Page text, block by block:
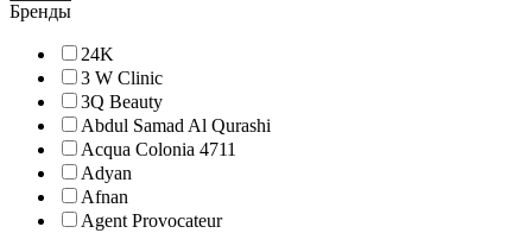
Бренды
24K
3 W Clinic
3Q Beauty
Abdul Samad Al Qurashi
Acqua Colonia 4711
Adyan
Afnan
Agent Provocateur